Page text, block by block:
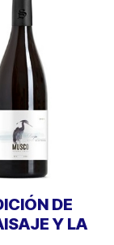
DE
Y LA